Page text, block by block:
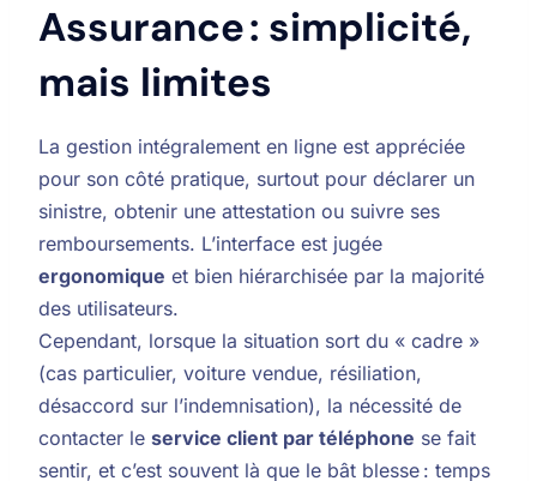
Assurance : simplicité,
mais limites
La gestion intégralement en ligne est appréciée
pour son côté pratique, surtout pour déclarer un
sinistre, obtenir une attestation ou suivre ses
remboursements. L’interface est jugée
ergonomique et bien hiérarchisée par la majorité
des utilisateurs.
Cependant, lorsque la situation sort du « cadre »
(cas particulier, voiture vendue, résiliation,
désaccord sur l’indemnisation), la nécessité de
contacter le service client par téléphone se fait
sentir, et c’est souvent là que le bât blesse : temps